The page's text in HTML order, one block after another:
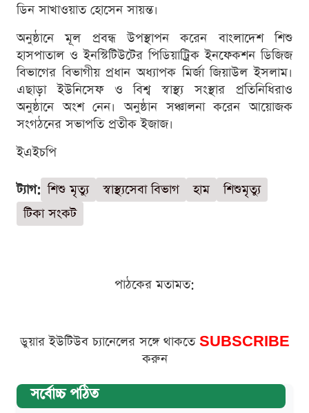
ডিন সাখাওয়াত হোসেন সায়ন্ত।
অনুষ্ঠানে মূল প্রবন্ধ উপস্থাপন করেন বাংলাদেশ শিশু
হাসপাতাল ও ইনস্টিটিউটের পিডিয়াট্রিক ইনফেকশন ডিজিজ
বিভাগের বিভাগীয় প্রধান অধ্যাপক মির্জা জিয়াউল ইসলাম।
এছাড়া ইউনিসেফ ও বিশ্ব স্বাস্থ্য সংস্থার প্রতিনিধিরাও
অনুষ্ঠানে অংশ নেন। অনুষ্ঠান সঞ্চালনা করেন আয়োজক
সংগঠনের সভাপতি প্রতীক ইজাজ।
ইএইচপি
ট্যাগ: শিশু মৃত্যু স্বাস্থ্যসেবা বিভাগ হাম
শিশুমৃত্যু
টিকা সংকট
পাঠকের মতামত:
ডুয়ার ইউটিউব চ্যানেলের সঙ্গে থাকতে SUBSCRIBE
করুন
সর্বোচ্চ পঠিত